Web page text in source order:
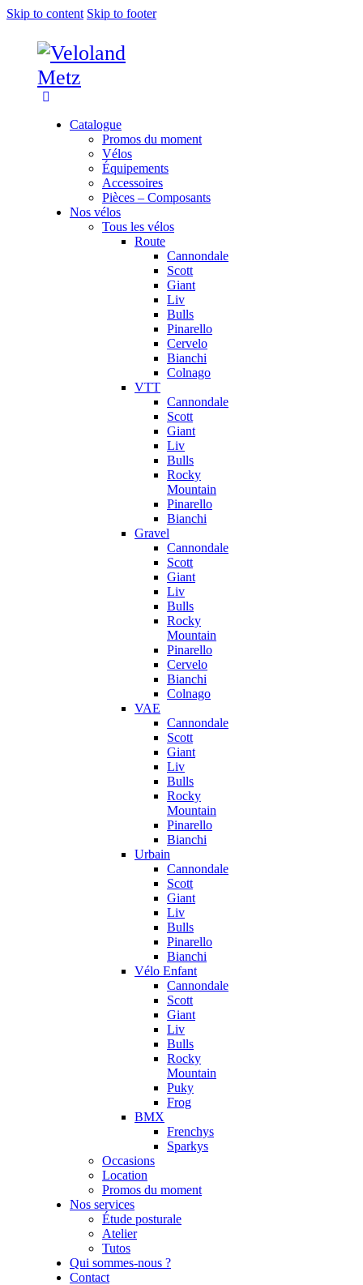
Skip to content Skip to footer
Catalogue
Promos du moment
Vélos
Équipements
Accessoires
Pièces – Composants
Nos vélos
Tous les vélos
Route
Cannondale
Scott
Giant
Liv
Bulls
Pinarello
Cervelo
Bianchi
Colnago
VTT
Cannondale
Scott
Giant
Liv
Bulls
Rocky
Mountain
Pinarello
Bianchi
Gravel
Cannondale
Scott
Giant
Liv
Bulls
Rocky
Mountain
Pinarello
Cervelo
Bianchi
Colnago
VAE
Cannondale
Scott
Giant
Liv
Bulls
Rocky
Mountain
Pinarello
Bianchi
Urbain
Cannondale
Scott
Giant
Liv
Bulls
Pinarello
Bianchi
Vélo Enfant
Cannondale
Scott
Giant
Liv
Bulls
Rocky
Mountain
Puky
Frog
BMX
Frenchys
Sparkys
Occasions
Location
Promos du moment
Nos services
Étude posturale
Atelier
Tutos
Qui sommes-nous ?
Contact